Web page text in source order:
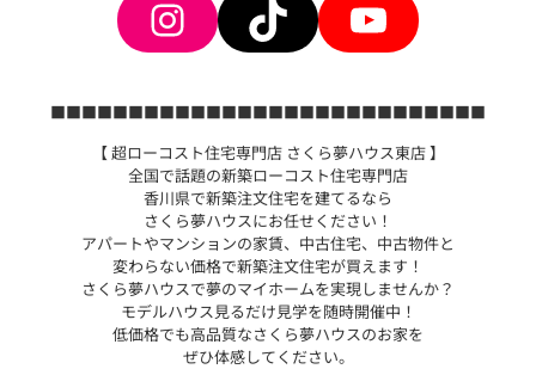
Instagram
TikTokYouTube
■■■■■■■■■■■■■■■■■■■■■■■■■■■■
【 超ローコスト住宅専門店 さくら夢ハウス東店 】
全国で話題の新築ローコスト住宅専門店
香川県で新築注文住宅を建てるなら
さくら夢ハウスにお任せください！
アパートやマンションの家賃、中古住宅、中古物件と
変わらない価格で新築注文住宅が買えます！
さくら夢ハウスで夢のマイホームを実現しませんか？
モデルハウス見るだけ見学を随時開催中！
低価格でも高品質なさくら夢ハウスのお家を
ぜひ体感してください。